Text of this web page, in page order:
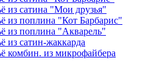
из сатина "Мои друзья"
из поплина "Кот Барбарис"
из поплина "Акварель"
из сатин-жаккарда
комбин. из микрофайбера